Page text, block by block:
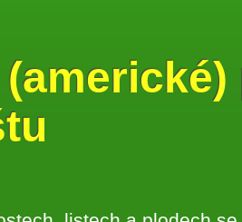
(americké)